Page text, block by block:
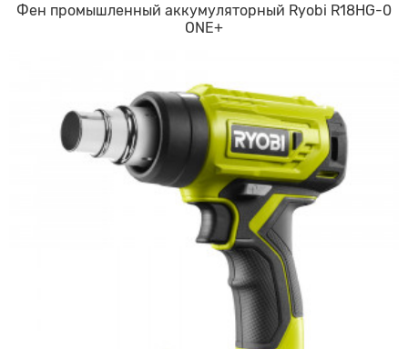
Фен промышленный аккумуляторный Ryobi R18HG-0
ONE+